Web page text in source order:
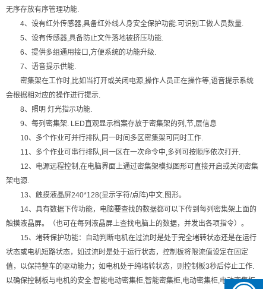
无序存放有序管理功能.
4、设有红外传感器,具备红外线人身安全保护功能.可识别工做人员数量.
5、设有传感器,具备防止文件落地被挤压功能.
6、提供多组通用接口,方便系统的功能升级.
7、语音提示供能.
密集架在工作时,比如当打开或关闭电源,操作人员正在操作等,语音提示系统
会根据相对应的操作进行提示.
8、照明 灯光指示功能.
9、每列密集架. LED直观显示档案存放于密集架的列,节,层信息
10、多个作业可并行排队,同一时间多区密集架可同时工作.
11、多个作业可串行排队,同一区在一次命令中,多列可按顺序依次打开.
12、电源远程控制,在电脑界面上通过密集架模拟图形可直接开启或关闭密集
架电源.
13、触摸液晶屏240*128(显示字符/点阵)中文.图形。
14、具有数据下传功能，电脑要查找的数据都可以下传到每列密集架上面的
触摸液晶屏。（也可在每列液晶屏上查找电脑上的数据，并发出各项指令）。
15、堵转保护功能：自动判断电机在过流时是处于完全堵转状态还是在运行
状态或电机短路状态，如过流时是处于运行状态，控制板将限流值设定在固定
值，以保持整车的驱动能力；如电机处于纯堵转状态，则控制板3秒后停止工作.
以确保控制板与电机的安全.智能电动密集柜,智能密集柜,电动密集柜,电动密集柜